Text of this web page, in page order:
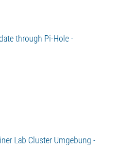
through Pi-Hole -
Lab Cluster Umgebung -